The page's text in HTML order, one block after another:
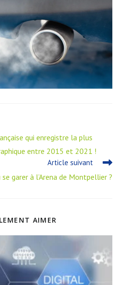
qui enregistre la plus
entre 2015 et 2021 !
Article suivant
se garer à l’Arena de Montpellier ?
AIMER